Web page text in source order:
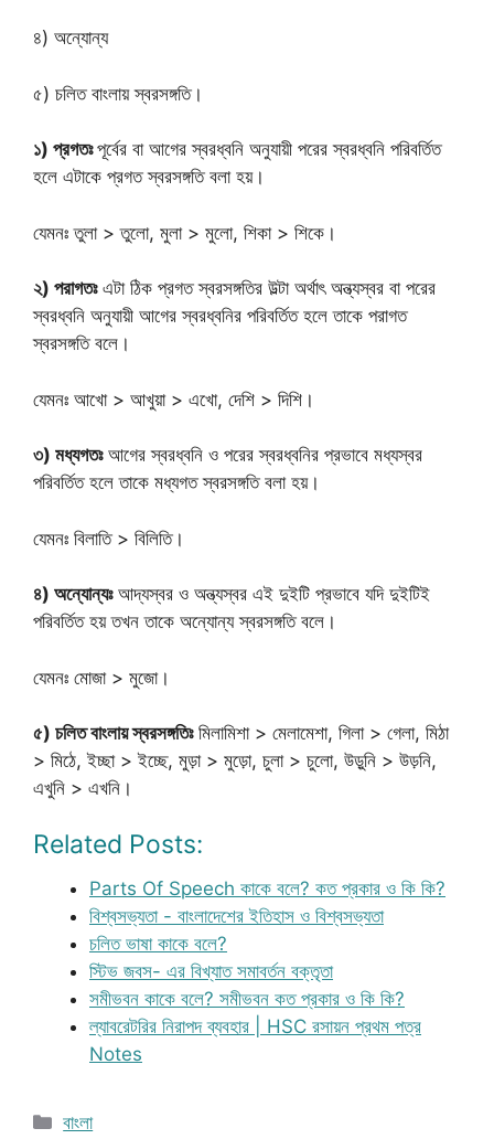
৪) অন্যোন্য
৫) চলিত বাংলায় স্বরসঙ্গতি।
১) প্রগতঃপূর্বের বা আগের স্বরধ্বনি অনুযায়ী পরের স্বরধ্বনি পরিবর্তিত
হলে এটাকে প্রগত স্বরসঙ্গতি বলা হয়।
যেমনঃ তুলা > তুলো, মুলা > মুলো, শিকা > শিকে।
২) পরাগতঃএটা ঠিক প্রগত স্বরসঙ্গতির উল্টা অর্থাৎ অন্ত্যস্বর বা পরের
স্বরধ্বনি অনুযায়ী আগের স্বরধ্বনির পরিবর্তিত হলে তাকে পরাগত
স্বরসঙ্গতি বলে।
যেমনঃ আখো > আখুয়া > এখো, দেশি > দিশি।
৩) মধ্যগতঃআগের স্বরধ্বনি ও পরের স্বরধ্বনির প্রভাবে মধ্যস্বর
পরিবর্তিত হলে তাকে মধ্যগত স্বরসঙ্গতি বলা হয়।
যেমনঃ বিলাতি > বিলিতি।
৪) অন্যোন্যঃআদ্যস্বর ও অন্ত্যস্বর এই দুইটি প্রভাবে যদি দুইটিই
পরিবর্তিত হয় তখন তাকে অন্যোন্য স্বরসঙ্গতি বলে।
যেমনঃ মোজা > মুজো।
৫) চলিত বাংলায় স্বরসঙ্গতিঃমিলামিশা > মেলামেশা, গিলা > গেলা, মিঠা
> মিঠে, ইচ্ছা > ইচ্ছে, মুড়া > মুড়ো, চুলা > চুলো, উড়ুনি > উড়নি,
এখুনি > এখনি।
Related Posts:
Parts Of Speech কাকে বলে? কত প্রকার ও কি কি?
বিশ্বসভ্যতা - বাংলাদেশের ইতিহাস ও বিশ্বসভ্যতা
চলিত ভাষা কাকে বলে?
স্টিভ জবস- এর বিখ্যাত সমাবর্তন বক্তৃতা
সমীভবন কাকে বলে? সমীভবন কত প্রকার ও কি কি?
ল্যাবরেটরির নিরাপদ ব্যবহার | HSC রসায়ন প্রথম পত্র
Notes
Categories
বাংলা